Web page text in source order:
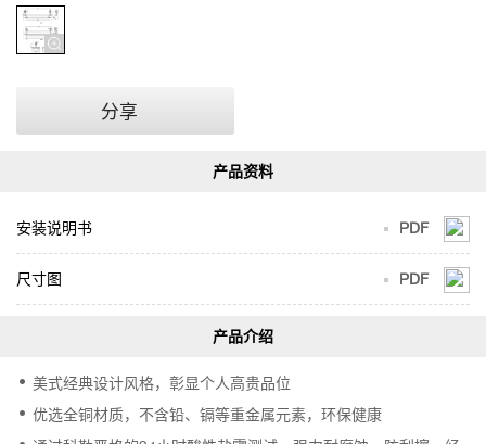
分享
PDF
安装说明书
PDF
尺寸图
美式经典设计风格，彰显个人高贵品位
优选全铜材质，不含铅、镉等重金属元素，环保健康